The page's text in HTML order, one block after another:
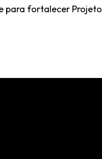
para fortalecer Projeto